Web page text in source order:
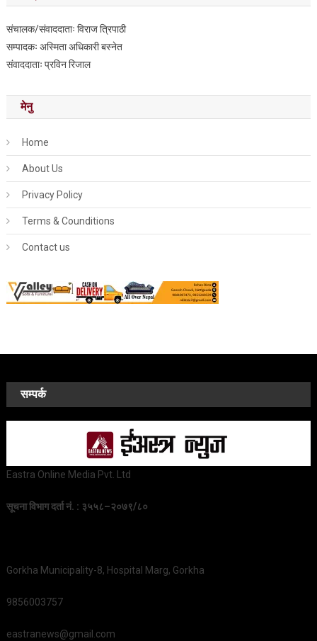
संचालक/संवाददाताः विराज त्रिपाठी
सम्पादकः अस्मिता अधिकारी बस्नेत
संवाददाताः प्रविन रिजाल
मेनु
Home
About Us
Privacy Policy
Terms & Counditions
Contact us
सम्पर्क
Eastra Online Media Pvt. Ltd
सूचना विभाग दर्ता नं. : ३५५८–२०७९/८०
Gorkha Municipality-8, Hospital Marg, Gorkha
9856003757
eastranews@gmail.com